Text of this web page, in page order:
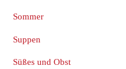
Sommer
Suppen
Süßes und Obst